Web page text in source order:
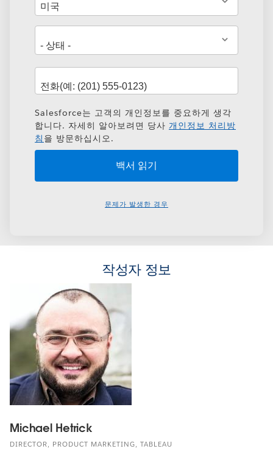
소
Salesforce는 고객의 개인정보를 중요하게 생각
합니다. 자세히 알아보려면 당사 개인정보 처리방
침 을 방문하십시오.
문제가 발생한 경우
작성자 정보
Michael Hetrick
DIRECTOR, PRODUCT MARKETING, TABLEAU